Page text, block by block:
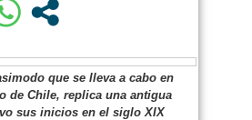
que se lleva a cabo en
de Chile, replica una antigua
sus inicios en el siglo XIX